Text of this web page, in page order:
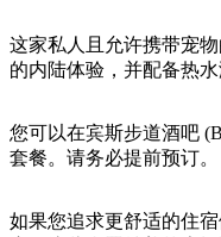
搜
索:
Sign
这家私人且允许携带宠
的内陆体验，并配备热
您可以在宾斯步道酒吧
套餐。请务必提前预订。
如果您追求更舒适的住宿